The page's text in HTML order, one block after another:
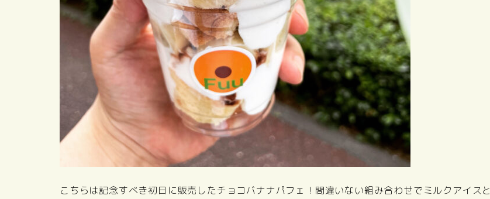
こちらは記念すべき初日に販売したチョコバナナパフェ！間違いない組み合わせでミルクアイスと